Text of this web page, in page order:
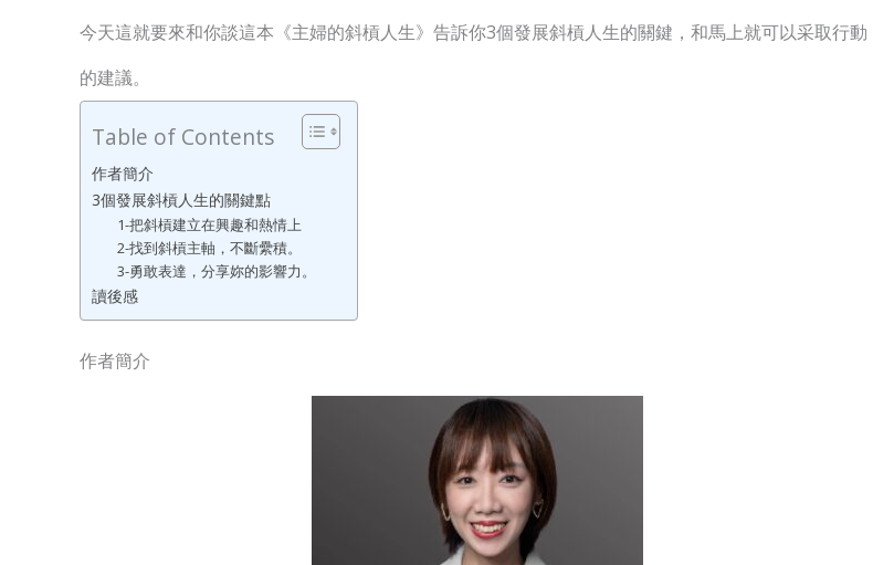
今天這就要來和你談這本《主婦的斜槓人生》告訴你3個發展斜槓人生的關鍵，和馬上就可以采取行動
的建議。
Table of Contents
作者簡介
3個發展斜槓人生的關鍵點
1-把斜槓建立在興趣和熱情上
2-找到斜槓主軸，不斷纍積。
3-勇敢表達，分享妳的影響力。
讀後感
作者簡介